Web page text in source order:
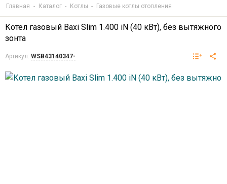
Главная - Каталог - Котлы - Газовые котлы отопления
Котел газовый Baxi Slim 1.400 iN (40 кВт), без вытяжного
зонта
Артикул: WSB43140347-